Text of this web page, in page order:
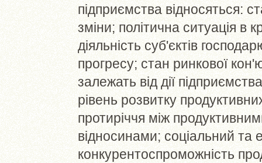
підприємства відносяться:
зміни; політична ситуація в
діяльність суб'єктів
прогресу; стан ринкової
залежать від дії
рівень розвитку
протиріччя між
відносинами; соціальний та
конкурентоспроможність